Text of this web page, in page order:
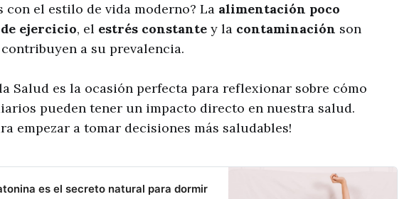
con el estilo de vida moderno? La alimentación poco
ejercicio, el estrés constante y la contaminación son
a su prevalencia.
Salud es la ocasión perfecta para reflexionar sobre cómo
pueden tener un impacto directo en nuestra salud.
empezar a tomar decisiones más saludables!
es el secreto natural para dormir